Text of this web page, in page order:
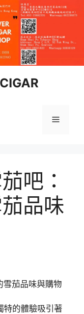
選
吧：
品味
特的體驗吸引著